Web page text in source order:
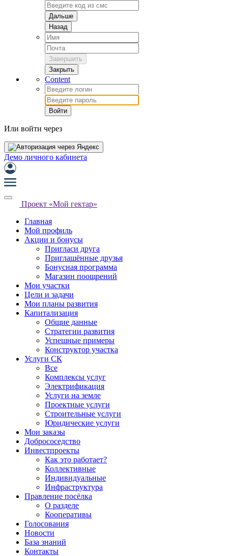
Дальше
Назад
Завершить
Закрыть
Content
Войти
Или войти через
Демо личного кабинета
Проект «Мой гектар»
Главная
Мой профиль
Акции и бонусы
Пригласи друга
Приглашённые друзья
Бонусная программа
Магазин поощрений
Мои участки
Цели и задачи
Мои планы развития
Капитализация
Общие данные
Стратегии развития
Успешные примеры
Конструктор участка
Услуги СК
Все
Комплексы услуг
Электрификация
Услуги на земле
Проектные услуги
Строительные услуги
Юридические услуги
Мои заказы
Добрососедство
Инвестпроекты
Как это работает?
Коллективные
Индивидуальные
Инфраструктура
Правление посёлка
О разделе
Кооперативы
Голосования
Новости
База знаний
Контакты